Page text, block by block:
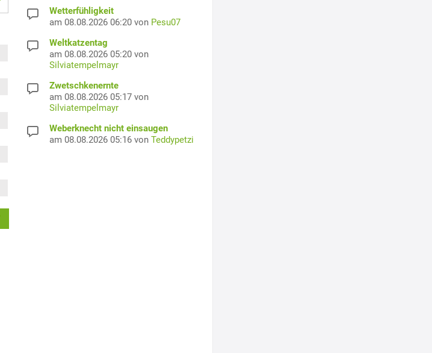
Wetterfühligkeit
am 08.08.2026 06:20 von Pesu07
Weltkatzentag
am 08.08.2026 05:20 von
Silviatempelmayr
Zwetschkenernte
am 08.08.2026 05:17 von
Silviatempelmayr
Weberknecht nicht einsaugen
am 08.08.2026 05:16 von Teddypetzi